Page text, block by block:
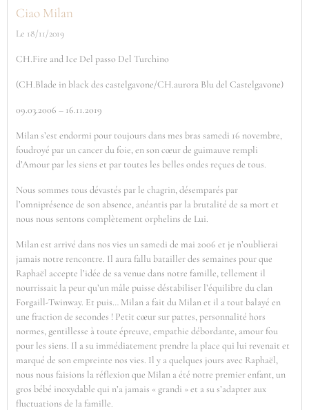
Ciao Milan
Le 18/11/2019
CH.Fire and Ice Del passo Del Turchino
(CH.Blade in black des castelgavone/CH.aurora Blu del Castelgavone)
09.03.2006 – 16.11.2019
Milan s’est endormi pour toujours dans mes bras samedi 16 novembre,
foudroyé par un cancer du foie, en son cœur de guimauve rempli
d’Amour par les siens et par toutes les belles ondes reçues de tous.
Nous sommes tous dévastés par le chagrin, désemparés par
l’omniprésence de son absence, anéantis par la brutalité de sa mort et
nous nous sentons complètement orphelins de Lui.
Milan est arrivé dans nos vies un samedi de mai 2006 et je n’oublierai
jamais notre rencontre. Il aura fallu batailler des semaines pour que
Raphaël accepte l’idée de sa venue dans notre famille, tellement il
nourrissait la peur qu’un mâle puisse déstabiliser l’équilibre du clan
Forgaill-Twinway. Et puis… Milan a fait du Milan et il a tout balayé en
une fraction de secondes ! Petit cœur sur pattes, personnalité hors
normes, gentillesse à toute épreuve, empathie débordante, amour fou
pour les siens. Il a su immédiatement prendre la place qui lui revenait et
marqué de son empreinte nos vies. Il y a quelques jours avec Raphaël,
nous nous faisions la réflexion que Milan a été notre premier enfant, un
gros bébé inoxydable qui n’a jamais « grandi » et a su s’adapter aux
fluctuations de la famille.